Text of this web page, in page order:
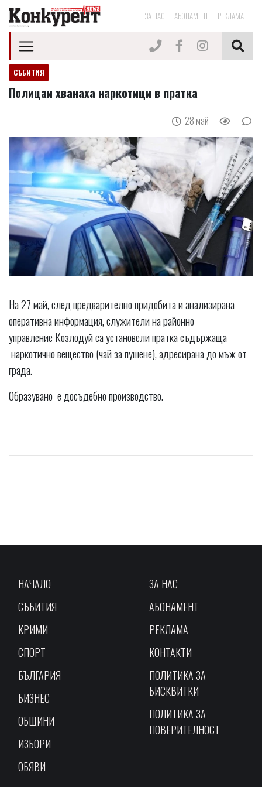
ЗА НАС АБОНАМЕНТ РЕКЛАМА
СЪБИТИЯ
Полицаи хванаха наркотици в пратка
28 май
На 27 май, след предварително придобита и анализирана
оперативна информация, служители на районно
управление Козлодуй са установели пратка съдържаща
наркотично вещество (чай за пушене), адресирана до мъж от
града.
Образувано е досъдебно производство.
НАЧАЛО
СЪБИТИЯ
КРИМИ
СПОРТ
БЪЛГАРИЯ
БИЗНЕС
ОБЩИНИ
ИЗБОРИ
ОБЯВИ
ЗА НАС
АБОНАМЕНТ
РЕКЛАМА
КОНТАКТИ
ПОЛИТИКА ЗА
БИСКВИТКИ
ПОЛИТИКА ЗА
ПОВЕРИТЕЛНОСТ